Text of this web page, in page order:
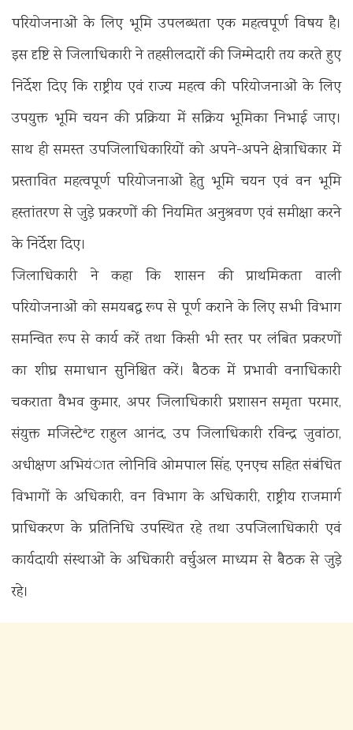
परियोजनाओं के लिए भूमि उपलब्धता एक महत्वपूर्ण विषय है।
इस दृष्टि से जिलाधिकारी ने तहसीलदारों की जिम्मेदारी तय करते हुए
निर्देश दिए कि राष्ट्रीय एवं राज्य महत्व की परियोजनाओं के लिए
उपयुक्त भूमि चयन की प्रक्रिया में सक्रिय भूमिका निभाई जाए।
साथ ही समस्त उपजिलाधिकारियों को अपने-अपने क्षेत्राधिकार में
प्रस्तावित महत्वपूर्ण परियोजनाओं हेतु भूमि चयन एवं वन भूमि
हस्तांतरण से जुड़े प्रकरणों की नियमित अनुश्रवण एवं समीक्षा करने
के निर्देश दिए।
जिलाधिकारी ने कहा कि शासन की प्राथमिकता वाली
परियोजनाओं को समयबद्ध रूप से पूर्ण कराने के लिए सभी विभाग
समन्वित रूप से कार्य करें तथा किसी भी स्तर पर लंबित प्रकरणों
का शीघ्र समाधान सुनिश्चित करें। बैठक में प्रभावी वनाधिकारी
चकराता वैभव कुमार, अपर जिलाधिकारी प्रशासन समृता परमार,
संयुक्त मजिस्टेªट राहुल आनंद, उप जिलाधिकारी रविन्द्र जुवांठा,
अधीक्षण अभियंात लोनिवि ओमपाल सिंह, एनएच सहित संबंधित
विभागों के अधिकारी, वन विभाग के अधिकारी, राष्ट्रीय राजमार्ग
प्राधिकरण के प्रतिनिधि उपस्थित रहे तथा उपजिलाधिकारी एवं
कार्यदायी संस्थाओं के अधिकारी वर्चुअल माध्यम से बैठक से जुड़े
रहे।